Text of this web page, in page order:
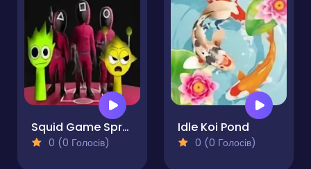
Squid Game Sprunki FNF Battle
0 (0 Голосів)
Idle Koi Pond
0 (0 Голосів)